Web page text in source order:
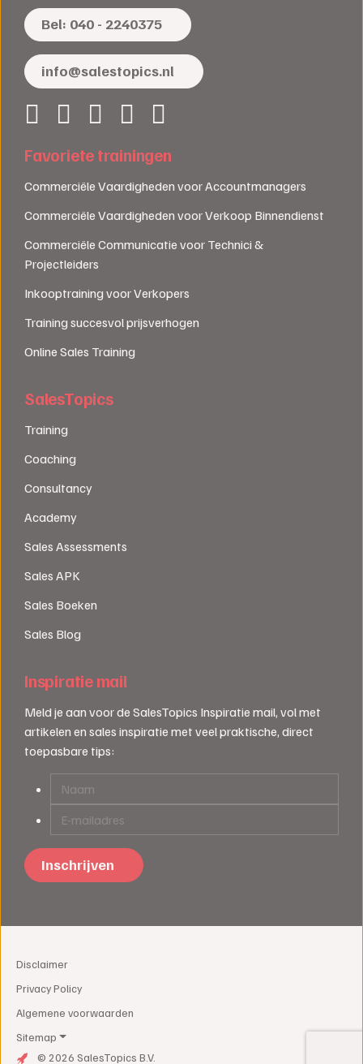
Bel: 040 - 2240375
info@salestopics.nl
Favoriete trainingen
Commerciële Vaardigheden voor Accountmanagers
Commerciële Vaardigheden voor Verkoop Binnendienst
Commerciële Communicatie voor Technici &
Projectleiders
Inkooptraining voor Verkopers
Training succesvol prijsverhogen
Online Sales Training
SalesTopics
Training
Coaching
Consultancy
Academy
Sales Assessments
Sales APK
Sales Boeken
Sales Blog
Inspiratie mail
Meld je aan voor de SalesTopics Inspiratie mail, vol met
artikelen en sales inspiratie met veel praktische, direct
toepasbare tips:
Disclaimer
Privacy Policy
Algemene voorwaarden
Sitemap
© 2026 SalesTopics B.V.